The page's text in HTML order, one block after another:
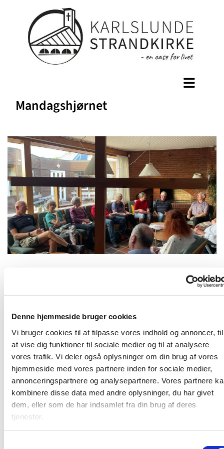
Denne hjemmeside bruger cookies
Vi bruger cookies til at tilpasse vores indhold og annoncer, til
at vise dig funktioner til sociale medier og til at analysere
vores trafik. Vi deler også oplysninger om din brug af vores
hjemmeside med vores partnere inden for sociale medier,
annonceringspartnere og analysepartnere. Vores partnere
kombinere disse data med andre oplysninger, du har givet
dem, eller som de har indsamlet fra din brug af deres
tjenester.
Mandagshjørnet
Karlslunde Strandkirke
Mandagshjørnet er en åben gruppe, der mødes mandag
aften til spisning, bibelstudie i grupper og hyggeligt
samvær. Alle er velkomne. Læs mereHER